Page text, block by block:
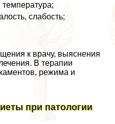
слабость;
к врачу, выяснения
В терапии
режима и
при патологии